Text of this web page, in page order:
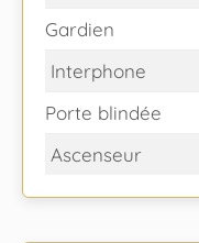
Gardien
Interphone
Porte blindée
Ascenseur